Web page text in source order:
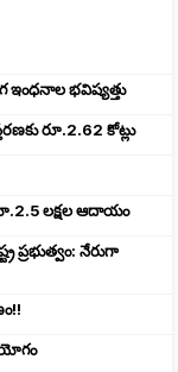
భవిష్యత్తు
రూ.2.62 కోట్లు
లక్షల ఆదాయం
నేరుగా